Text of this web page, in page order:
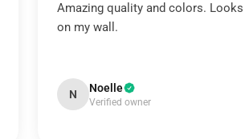
Amazing quality and colors.
on my wall.
N Noelle
Verified owner